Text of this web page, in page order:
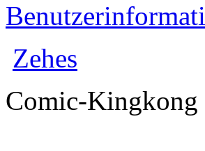
Zehes
Comic-Kingkong